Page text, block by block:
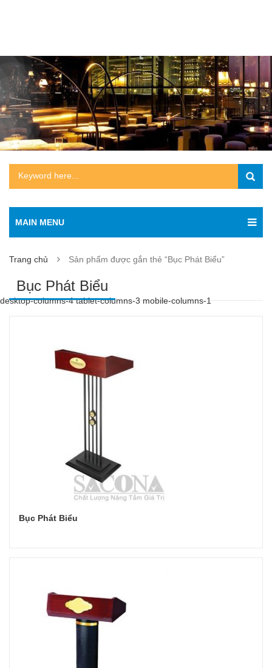
MAIN MENU
Trang chủ Sản phẩm được gắn thẻ “Bục Phát Biểu”
Bục Phát Biểu
desktop-columns-4 tablet-columns-3 mobile-columns-1
Bục Phát Biểu